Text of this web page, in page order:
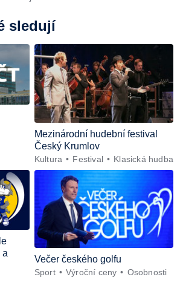
sledují
Mezinárodní hudební festival
Český Krumlov
Kultura Festival Klasická hudba
a
Večer českého golfu
Sport Výroční ceny Osobnosti